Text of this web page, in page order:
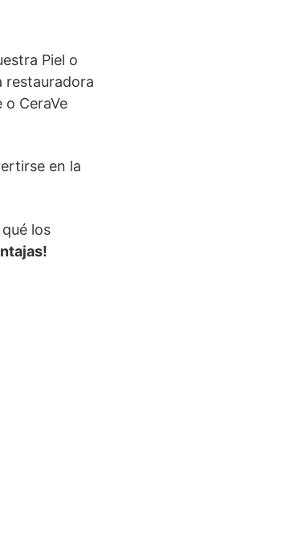
Piel o
restauradora
o CeraVe
en la
los